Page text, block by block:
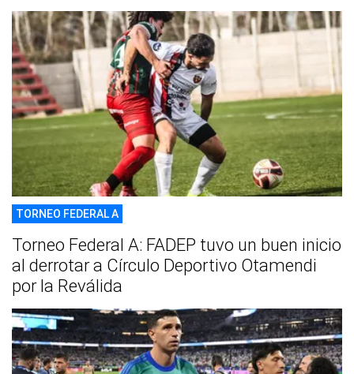
TORNEO FEDERAL A
Torneo Federal A: FADEP tuvo un buen inicio
al derrotar a Círculo Deportivo Otamendi
por la Reválida